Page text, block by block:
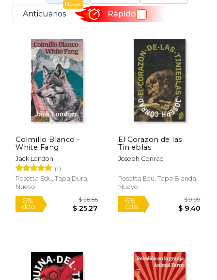
Anticuarios
Nuevo
Rápido
Colmillo Blanco -
White Fang
Jack London
(1)
Rosetta Edu, Tapa Dura,
Nuevo
dcto. $ 25.27
El Corazon de las
Tinieblas
Joseph Conrad
Rosetta Edu, Tapa Blanda,
Nuevo
6%
dcto.